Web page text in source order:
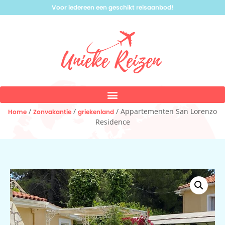
Voor iedereen een geschikt reisaanbod!
Home / Zonvakantie / griekenland / Appartementen San Lorenzo
Residence